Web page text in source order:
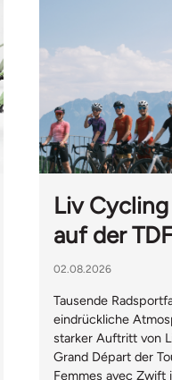
Liv
auf der
02.08.2026
Tausende
eindrückliche
starker Auftritt von
Grand Départ der
Femmes avec Zwift